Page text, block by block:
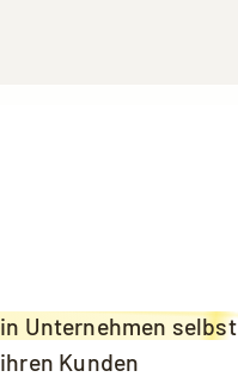
Unternehmen selbst
Kunden
Sie die